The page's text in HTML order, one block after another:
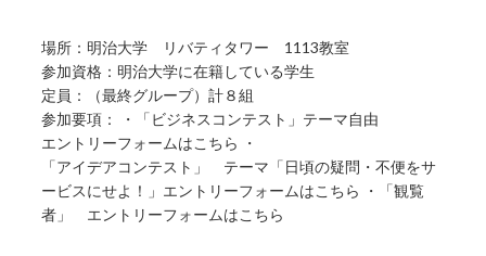
場所：明治大学 リバティタワー 1113教室
参加資格：明治大学に在籍している学生
定員：（最終グループ）計８組
参加要項： ・「ビジネスコンテスト」テーマ自由
エントリーフォームはこちら ・
「アイデアコンテスト」 テーマ「日頃の疑問・不便をサ
ービスにせよ！」エントリーフォームはこちら ・「観覧
者」 エントリーフォームはこちら